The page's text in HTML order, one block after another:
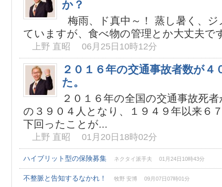
か？
梅雨、ド真中～！ 蒸し暑く、
ていますが、食べ物の管理とか大丈夫で
上野 直昭 06月25日10時12分
２０１６年の交通事故者数が４
た。
２０１６年の全国の交通事故死
の３９０４人となり、１９４９年以来６
下回ったことが...
上野 直昭 01月20日18時02分
ハイブリット型の保険募集 ネクタイ派手夫 01月24日10時43分
不整脈と告知するなかれ！ 牧野 安博 09月07日07時01分